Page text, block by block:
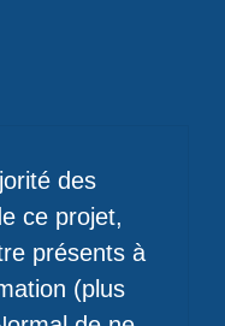
des
ce projet,
présents à
(plus